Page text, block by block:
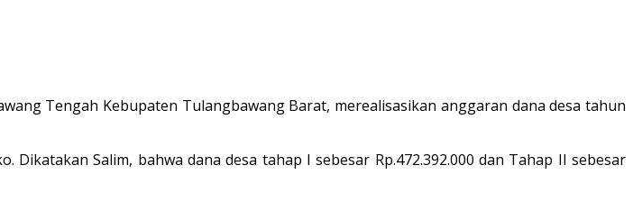
Tengah Kebupaten Tulangbawang Barat, merealisasikan anggaran dana desa tahun
Salim, bahwa dana desa tahap I sebesar Rp.472.392.000 dan Tahap II sebesar